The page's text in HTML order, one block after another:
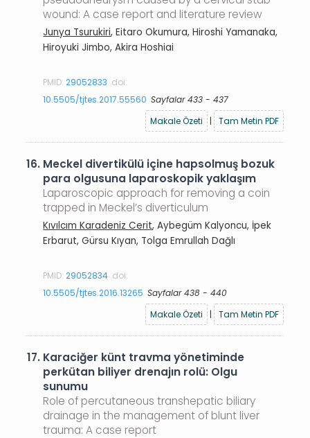
wound: A case report and literature review
Junya Tsurukiri, Eitaro Okumura, Hiroshi Yamanaka,
Hiroyuki Jimbo, Akira Hoshiai
PMID:29052833 doi:
10.5505/tjtes.2017.55560 Sayfalar 433 - 437
Makale Özeti
| Tam Metin PDF
16. Meckel divertikülü içine hapsolmuş bozuk
para olgusuna laparoskopik yaklaşım
Laparoscopic approach for removing a coin
trapped in Meckel’s diverticulum
Kıvılcım Karadeniz Cerit, Aybegüm Kalyoncu, İpek
Erbarut, Gürsu Kıyan, Tolga Emrullah Dağlı
PMID:29052834 doi:
10.5505/tjtes.2016.13265 Sayfalar 438 - 440
Makale Özeti
| Tam Metin PDF
17. Karaciğer künt travma yönetiminde
perkütan biliyer drenajın rolü: Olgu
sunumu
Role of percutaneous transhepatic biliary
drainage in the management of blunt liver
trauma: A case report